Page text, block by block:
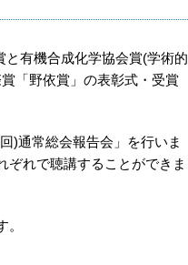
有機合成化学協会賞(学術的
「野依賞」の表彰式・受賞
)通常総会報告会」を行いま
ぞれで聴講することができま